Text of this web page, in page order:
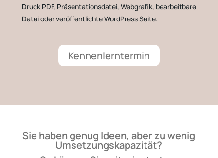
Druck PDF, Präsentationsdatei, Webgrafik, bearbeitbare
Datei oder veröffentlichte WordPress Seite.
Kennenlerntermin
Sie haben genug Ideen, aber zu wenig
Umsetzungskapazität?